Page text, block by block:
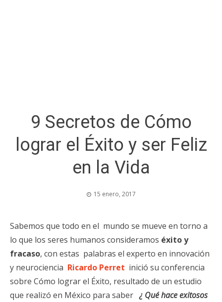
9 Secretos de Cómo
lograr el Éxito y ser Feliz
en la Vida
15 enero, 2017
Sabemos que todo en el mundo se mueve en torno a
lo que los seres humanos consideramos éxito y
fracaso, con estas palabras el experto en innovación
y neurociencia Ricardo Perret inició su conferencia
sobre Cómo lograr el Éxito, resultado de un estudio
que realizó en México para saber ¿ Qué hace exitosos